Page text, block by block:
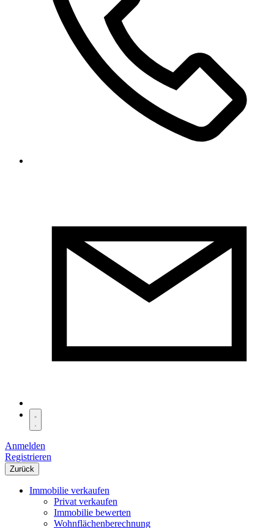
Anmelden
Registrieren
Zurück
Immobilie verkaufen
Privat verkaufen
Immobilie bewerten
Wohnflächenberechnung